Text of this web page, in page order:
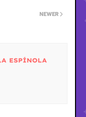
NEWER
ESPÍNOLA